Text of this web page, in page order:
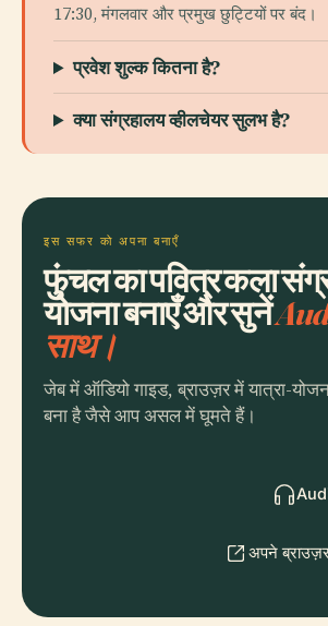
17:30, मंगलवार और प्रमुख छुट्टियों पर बंद।
प्रवेश शुल्क कितना है?
क्या संग्रहालय व्हीलचेयर सुलभ है?
इस सफर को अपना बनाएँ
फुंचल का पवित्र कला
योजना बनाएँ और सुनें
साथ।
जेब में ऑडियो गाइड, ब्राउज़र में यात्रा-
बना है जैसे आप असल में घूमते हैं।
अपने